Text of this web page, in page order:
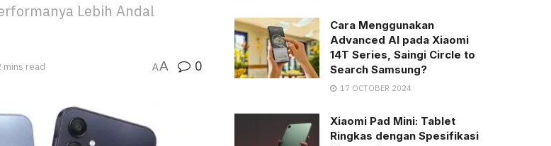
Lebih Andal
mins read AA 0
Cara Menggunakan
Advanced AI pada Xiaomi
14T Series, Saingi Circle to
Search Samsung?
17 OCTOBER 2024
Xiaomi Pad Mini: Tablet
Ringkas dengan Spesifikasi